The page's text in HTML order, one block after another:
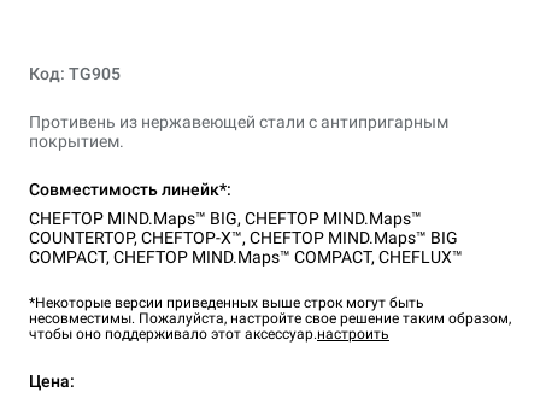
Код: TG905
Противень из нержавеющей стали с антипригарным
покрытием.
Совместимость линейк*:
CHEFTOP MIND.Maps™ BIG, CHEFTOP MIND.Maps™
COUNTERTOP, CHEFTOP-X™, CHEFTOP MIND.Maps™ BIG
COMPACT, CHEFTOP MIND.Maps™ COMPACT, CHEFLUX™
*Некоторые версии приведенных выше строк могут быть
несовместимы. Пожалуйста, настройте свое решение таким образом,
чтобы оно поддерживало этот аксессуар.настроить
Цена: